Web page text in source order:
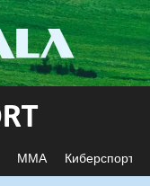
ММА Киберспорт